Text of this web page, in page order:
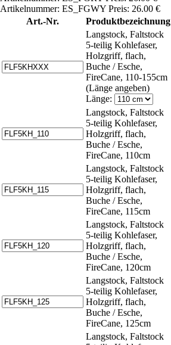
Artikelnummer: ES_FGWY Preis: 26.00 €
Art.-Nr.
Produktbezeichnung
Langstock, Faltstock
5-teilig Kohlefaser,
Holzgriff, flach,
Buche / Esche,
FireCane, 110-155cm
(Länge angeben)
Länge:
Langstock, Faltstock
5-teilig Kohlefaser,
Holzgriff, flach,
Buche / Esche,
FireCane, 110cm
Langstock, Faltstock
5-teilig Kohlefaser,
Holzgriff, flach,
Buche / Esche,
FireCane, 115cm
Langstock, Faltstock
5-teilig Kohlefaser,
Holzgriff, flach,
Buche / Esche,
FireCane, 120cm
Langstock, Faltstock
5-teilig Kohlefaser,
Holzgriff, flach,
Buche / Esche,
FireCane, 125cm
Langstock, Faltstock